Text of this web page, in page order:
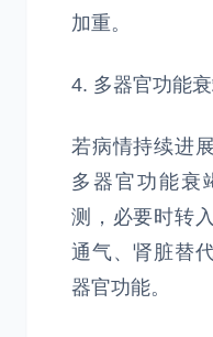
加重。
4. 多器官功能
若病情持续进
多器官功能衰
测，必要时转
通气、肾脏替
器官功能。